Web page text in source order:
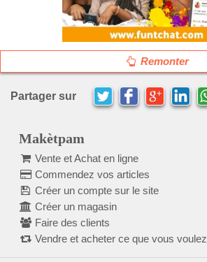
Remonter
Partager sur
Makètpam
Vente et Achat en ligne
Commendez vos articles
Créer un compte sur le site
Créer un magasin
Faire des clients
Vendre et acheter ce que vous voulez